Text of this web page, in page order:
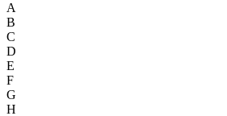
A
B
C
D
E
F
G
H